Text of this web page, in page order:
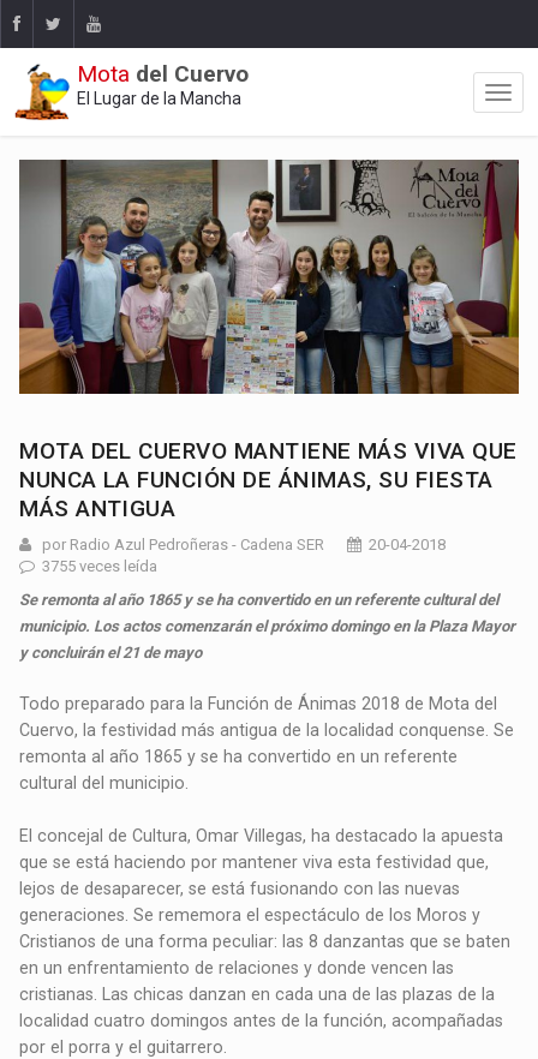
Mota del Cuervo
El Lugar de la Mancha
MOTA DEL CUERVO MANTIENE MÁS VIVA QUE
NUNCA LA FUNCIÓN DE ÁNIMAS, SU FIESTA
MÁS ANTIGUA
por Radio Azul Pedroñeras - Cadena SER
20-04-2018
3755 veces leída
Se remonta al año 1865 y se ha convertido en un referente cultural del
municipio. Los actos comenzarán el próximo domingo en la Plaza Mayor
y concluirán el 21 de mayo
Todo preparado para la Función de Ánimas 2018 de Mota del
Cuervo, la festividad más antigua de la localidad conquense. Se
remonta al año 1865 y se ha convertido en un referente
cultural del municipio.
El concejal de Cultura, Omar Villegas, ha destacado la apuesta
que se está haciendo por mantener viva esta festividad que,
lejos de desaparecer, se está fusionando con las nuevas
generaciones. Se rememora el espectáculo de los Moros y
Cristianos de una forma peculiar: las 8 danzantas que se baten
en un enfrentamiento de relaciones y donde vencen las
cristianas. Las chicas danzan en cada una de las plazas de la
localidad cuatro domingos antes de la función, acompañadas
por el porra y el guitarrero.